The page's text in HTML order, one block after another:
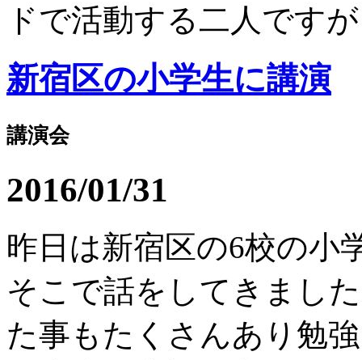
ドで活動する二人です
新宿区の小学生に講演
講演会
2016/01/31
昨日は新宿区の6校の小
そこで話をしてきまし
た事もたくさんあり勉